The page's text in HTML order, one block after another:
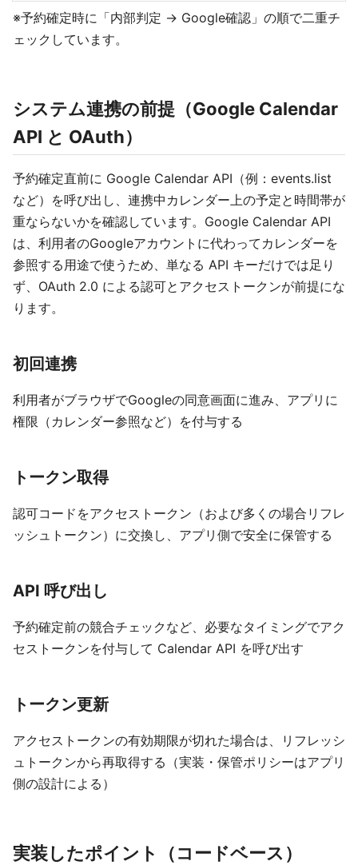
※予約確定時に「内部判定 → Google確認」の順で二重チ
ェックしています。
システム連携の前提（Google Calendar
API と OAuth）
予約確定直前に Google Calendar API（例：events.list
など）を呼び出し、連携中カレンダー上の予定と時間帯が
重ならないかを確認しています。Google Calendar API
は、利用者のGoogleアカウントに代わってカレンダーを
参照する用途で使うため、単なる API キーだけでは足り
ず、OAuth 2.0 による認可とアクセストークンが前提にな
ります。
初回連携
利用者がブラウザでGoogleの同意画面に進み、アプリに
権限（カレンダー参照など）を付与する
トークン取得
認可コードをアクセストークン（および多くの場合リフレ
ッシュトークン）に交換し、アプリ側で安全に保管する
API 呼び出し
予約確定前の競合チェックなど、必要なタイミングでアク
セストークンを付与して Calendar API を呼び出す
トークン更新
アクセストークンの有効期限が切れた場合は、リフレッシ
ュトークンから再取得する（実装・保管ポリシーはアプリ
側の設計による）
実装したポイント（コードベース）